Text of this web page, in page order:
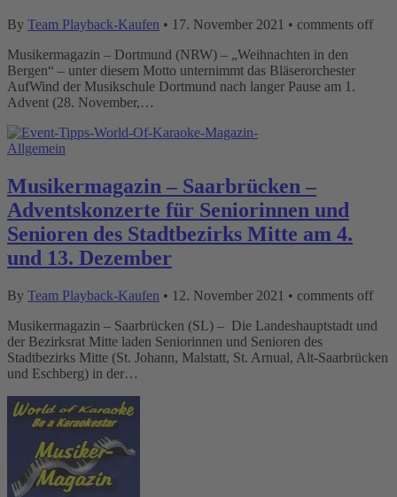
By Team Playback-Kaufen • 17. November 2021 • comments off
Musikermagazin – Dortmund (NRW) – „Weihnachten in den
Bergen“ – unter diesem Motto unternimmt das Bläserorchester
AufWind der Musikschule Dortmund nach langer Pause am 1.
Advent (28. November,…
Allgemein
Musikermagazin – Saarbrücken –
Adventskonzerte für Seniorinnen und
Senioren des Stadtbezirks Mitte am 4.
und 13. Dezember
By Team Playback-Kaufen • 12. November 2021 • comments off
Musikermagazin – Saarbrücken (SL) – Die Landeshauptstadt und
der Bezirksrat Mitte laden Seniorinnen und Senioren des
Stadtbezirks Mitte (St. Johann, Malstatt, St. Arnual, Alt-Saarbrücken
und Eschberg) in der…